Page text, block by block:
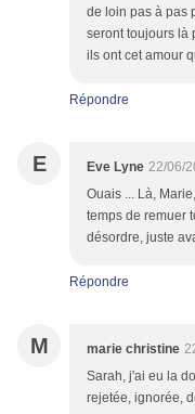
de loin pas à pas
seront toujours là
ils ont cet amour
Répondre
E Eve Lyne 22/06/
Ouais ... Là,
temps de remuer
désordre, juste
Répondre
M marie christine
Sarah, j'ai eu la
rejetée, ignorée,